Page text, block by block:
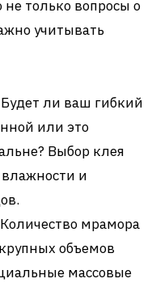
не только вопросы о
учитывать
Будет ли ваш гибкий
или это
Выбор клея
влажности и
Количество мрамора
объемов
массовые